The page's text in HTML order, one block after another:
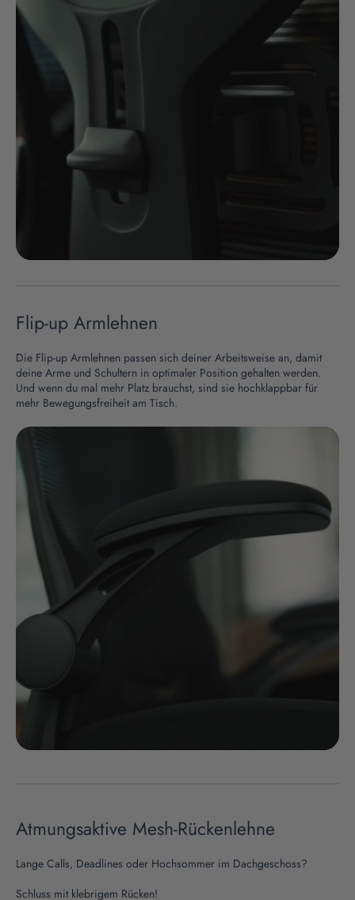
Flip-up Armlehnen
Die Flip-up Armlehnen passen sich deiner Arbeitsweise an, damit
deine Arme und Schultern in optimaler Position gehalten werden.
Und wenn du mal mehr Platz brauchst, sind sie hochklappbar für
mehr Bewegungsfreiheit am Tisch.
Atmungsaktive Mesh-Rückenlehne
Lange Calls, Deadlines oder Hochsommer im Dachgeschoss?
Schluss mit klebrigem Rücken!